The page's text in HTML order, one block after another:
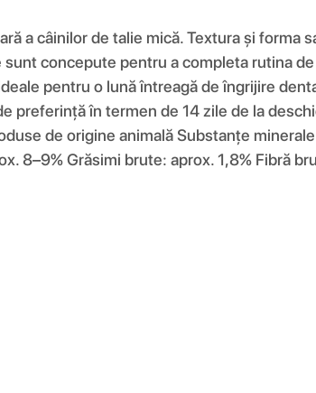
a câinilor de talie mică. Textura și forma
concepute pentru a completa rutina
pentru o lună întreagă de îngrijire
preferință în termen de 14 zile de la
de origine animală Substanțe
8–9% Grăsimi brute: aprox. 1,8% Fibră